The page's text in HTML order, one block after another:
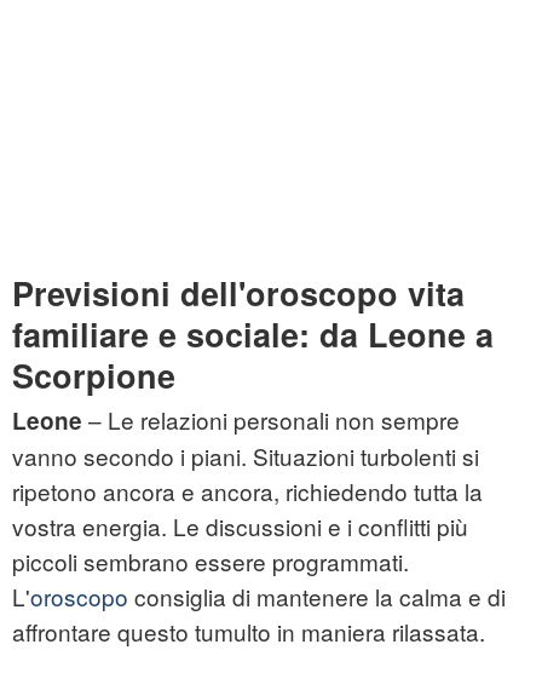
Previsioni dell'oroscopo vita
familiare e sociale: da Leone a
Scorpione
Leone – Le relazioni personali non sempre
vanno secondo i piani. Situazioni turbolenti si
ripetono ancora e ancora, richiedendo tutta la
vostra energia. Le discussioni e i conflitti più
piccoli sembrano essere programmati.
L'oroscopo consiglia di mantenere la calma e di
affrontare questo tumulto in maniera rilassata.